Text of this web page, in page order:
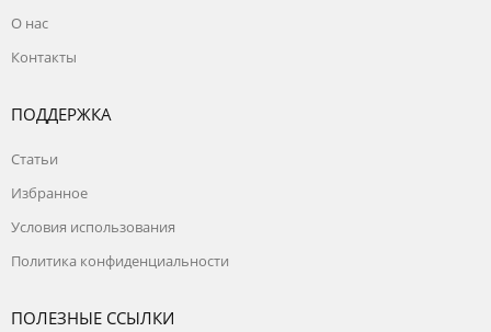
О нас
Контакты
ПОДДЕРЖКА
Статьи
Избранное
Условия использования
Политика конфиденциальности
ПОЛЕЗНЫЕ ССЫЛКИ